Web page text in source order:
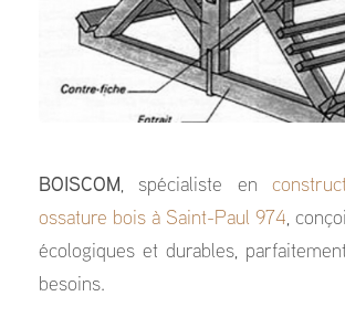
BOISCOM, spécialiste en
ossature bois à Saint-Paul 974,
écologiques et durables,
besoins.